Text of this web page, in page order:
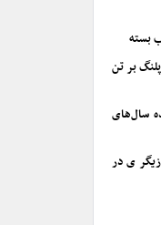
بسته
بر تن
سال‌های
در